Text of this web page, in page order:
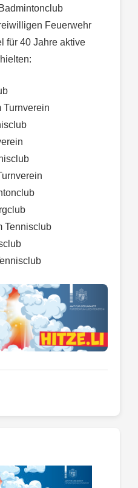
Feuerwehr
für 40 Jahre aktive
Turnverein
Tennisclub